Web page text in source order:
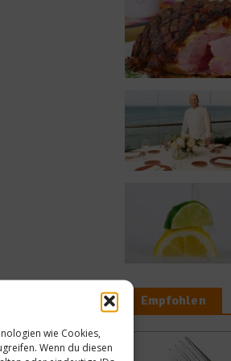
wie Cookies,
Wenn du diesen
Empfohlen